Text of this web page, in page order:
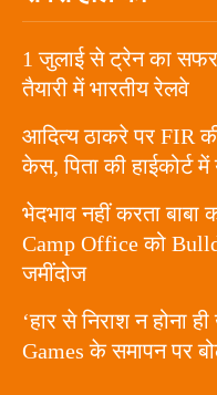
1 जुलाई से ट्रेन का सफर
तैयारी में भारतीय रेलवे
आदित्य ठाकरे पर FIR
केस, पिता की हाईकोर्ट में
भेदभाव नहीं करता
Camp Office को
जमींदोज
‘हार से निराश न होना
Games के समापन पर